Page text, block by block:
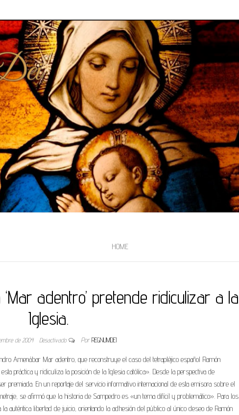
HOME
adentro’ pretende ridiculizar a la
Iglesia.
de 2004 Desactivado Por REGNUMDEI
Amenábar Mar adentro, que reconstruye el caso del tetrapléjico español Ramón
práctica y ridiculiza la posición de la Iglesia católica». Desde la perspectiva de
premiada. En un reportaje del servicio informativo internacional de esta emisora sobre el
se afirmó que la historia de Sampedro es «un tema difícil y problemático». Para los
auténtica libertad de juicio, orientando la adhesión del público al único deseo de Ramón